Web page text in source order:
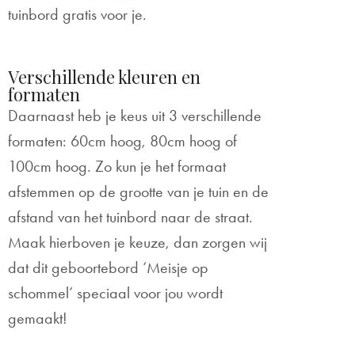
tuinbord gratis voor je.
Verschillende kleuren en
formaten
Daarnaast heb je keus uit 3 verschillende
formaten: 60cm hoog, 80cm hoog of
100cm hoog. Zo kun je het formaat
afstemmen op de grootte van je tuin en de
afstand van het tuinbord naar de straat.
Maak hierboven je keuze, dan zorgen wij
dat dit geboortebord ‘Meisje op
schommel’ speciaal voor jou wordt
gemaakt!